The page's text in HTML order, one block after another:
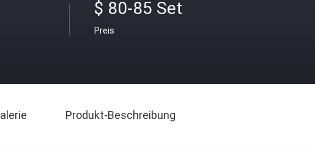
$ 80-85 Set
Preis
Produkt-Beschreibung